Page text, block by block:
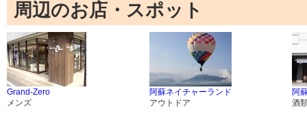
周辺のお店・スポット
Grand-Zero
メンズ
阿蘇ネイチャーランド
アウトドア
阿
酒